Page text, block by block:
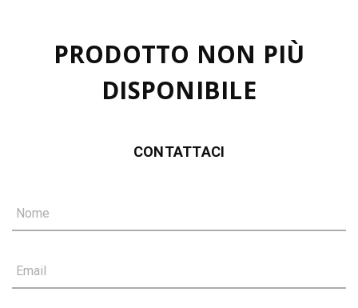
PRODOTTO NON PIÙ
DISPONIBILE
CONTATTACI
Nome
Email